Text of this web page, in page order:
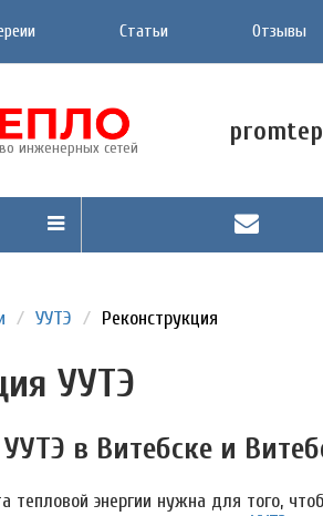
Статьи Отзывы
инженерных сетей
/ УУТЭ / Реконструкция
УУТЭ
в Витебске и
тепловой энергии нужна для того,